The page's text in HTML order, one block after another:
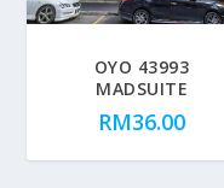
OYO 43993
MADSUITE
RM36.00